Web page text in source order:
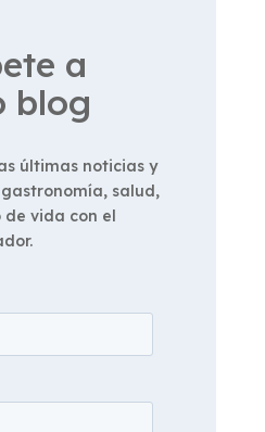
a
blog
últimas noticias y
gastronomía, salud,
vida con el